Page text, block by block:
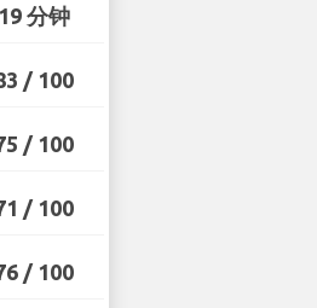
19 分钟
/ 100
/ 100
/ 100
/ 100